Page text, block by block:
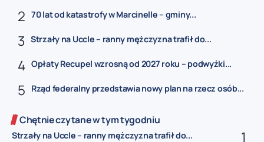
70 lat od katastrofy w Marcinelle – gminy...
Strzały na Uccle – ranny mężczyzna trafił do...
Opłaty Recupel wzrosną od 2027 roku – podwyżki...
Rząd federalny przedstawia nowy plan na rzecz osób...
Chętnie czytane w tym tygodniu
Strzały na Uccle – ranny mężczyzna trafił do...